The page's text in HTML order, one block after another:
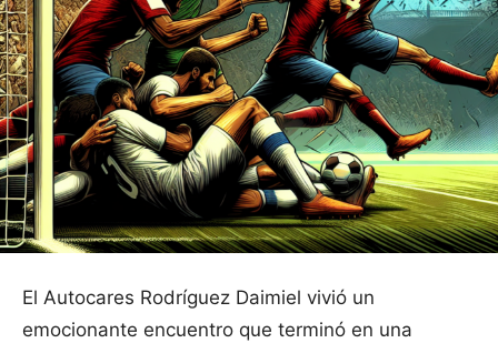
El Autocares Rodríguez Daimiel vivió un
emocionante encuentro que terminó en una